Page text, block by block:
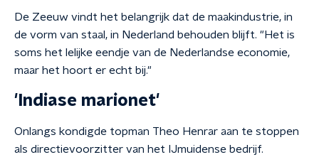
De Zeeuw vindt het belangrijk dat de maakindustrie, in
de vorm van staal, in Nederland behouden blijft. "Het is
soms het lelijke eendje van de Nederlandse economie,
maar het hoort er echt bij."
'Indiase marionet'
Onlangs kondigde topman Theo Henrar aan te stoppen
als directievoorzitter van het IJmuidense bedrijf.